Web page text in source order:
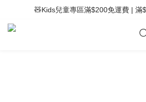
⚡滿$400免運費 | 滿$200免Easy
🧸Kids兒童專區滿$200免運費 | 滿
⚡滿$400免運費 | 滿$200免Easy